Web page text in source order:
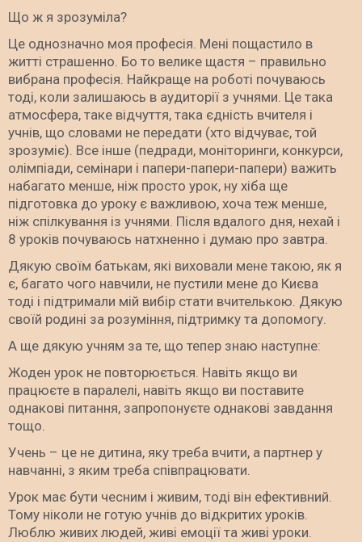
Що ж я зрозуміла?
Це однозначно моя професія. Мені пощастило в
житті страшенно. Бо то велике щастя – правильно
вибрана професія. Найкраще на роботі почуваюсь
тоді, коли залишаюсь в аудиторії з учнями. Це така
атмосфера, таке відчуття, така єдність вчителя і
учнів, що словами не передати (хто відчуває, той
зрозуміє). Все інше (педради, моніторинги, конкурси,
олімпіади, семінари і папери-папери-папери) важить
набагато менше, ніж просто урок, ну хіба ще
підготовка до уроку є важливою, хоча теж менше,
ніж спілкування із учнями. Після вдалого дня, нехай і
8 уроків почуваюсь натхненно і думаю про завтра.
Дякую своїм батькам, які виховали мене такою, як я
є, багато чого навчили, не пустили мене до Києва
тоді і підтримали мій вибір стати вчителькою. Дякую
своїй родині за розуміння, підтримку та допомогу.
А ще дякую учням за те, що тепер знаю наступне:
Жоден урок не повторюється. Навіть якщо ви
працюєте в паралелі, навіть якщо ви поставите
однакові питання, запропонуєте однакові завдання
тощо.
Учень – це не дитина, яку треба вчити, а партнер у
навчанні, з яким треба співпрацювати.
Урок має бути чесним і живим, тоді він ефективний.
Тому ніколи не готую учнів до відкритих уроків.
Люблю живих людей, живі емоції та живі уроки.